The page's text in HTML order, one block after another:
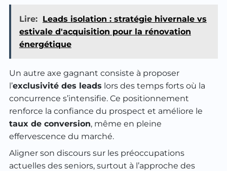
Lire: Leads isolation : stratégie hivernale vs
estivale d'acquisition pour la rénovation
énergétique
Un autre axe gagnant consiste à proposer
l’exclusivité des leads lors des temps forts où la
concurrence s’intensifie. Ce positionnement
renforce la confiance du prospect et améliore le
taux de conversion, même en pleine
effervescence du marché.
Aligner son discours sur les préoccupations
actuelles des seniors, surtout à l’approche des